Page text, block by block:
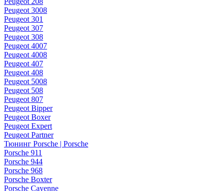
Peugeot 3008
Peugeot 301
Peugeot 307
Peugeot 308
Peugeot 4007
Peugeot 4008
Peugeot 407
Peugeot 408
Peugeot 5008
Peugeot 508
Peugeot 807
Peugeot Bipper
Peugeot Boxer
Peugeot Expert
Peugeot Partner
Тюнинг Porsche | Porsche
Porsche 911
Porsche 944
Porsche 968
Porsche Boxter
Porsche Cayenne